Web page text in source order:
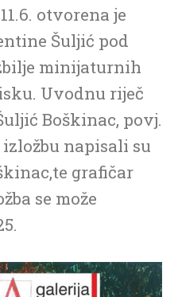
otvorena je
Šuljić pod
minijaturnih
Uvodnu riječ
Boškinac, povj.
napisali su
grafičar
se može